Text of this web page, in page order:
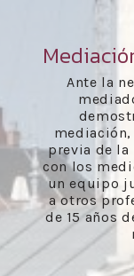
Ante la
previa de la
con los
un equipo
a otros
de 15 años